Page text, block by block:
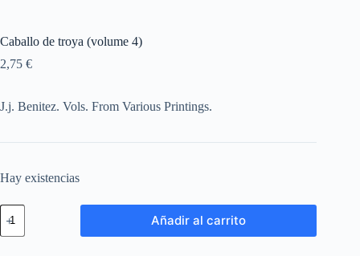
Caballo de troya (volume 4)
2,75 €
J.j. Benitez. Vols. From Various Printings.
Hay existencias
Añadir al carrito